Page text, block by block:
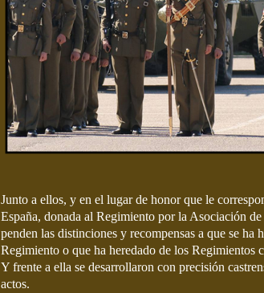
Junto a ellos, y en el lugar de honor que le
España, donada al Regimiento por la Asociación
penden las distinciones y recompensas a que se ha
Regimiento o que ha heredado de los Regimientos
Y frente a ella se desarrollaron con precisión
actos.